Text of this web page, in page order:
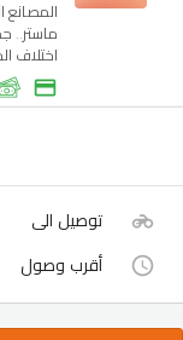
المصانع
ماستر..
اختلاف
توصيل الى
أقرب وصول